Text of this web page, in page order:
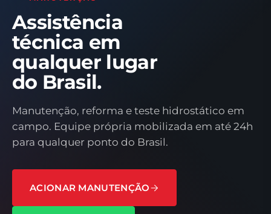
Assistência
técnica em
qualquer lugar
do Brasil.
Manutenção, reforma e teste hidrostático em
campo. Equipe própria mobilizada em até 24h
para qualquer ponto do Brasil.
ACIONAR MANUTENÇÃO